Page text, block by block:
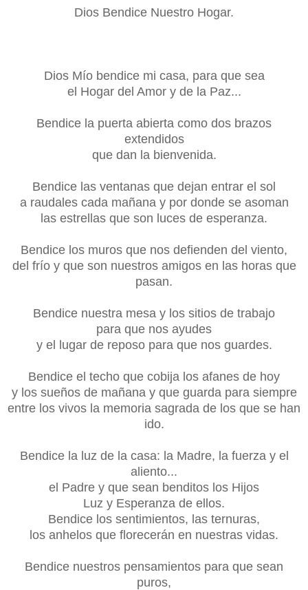
Dios Bendice Nuestro Hogar.
Dios Mío bendice mi casa, para que sea
el Hogar del Amor y de la Paz...
Bendice la puerta abierta como dos brazos
extendidos
que dan la bienvenida.
Bendice las ventanas que dejan entrar el sol
a raudales cada mañana y por donde se asoman
las estrellas que son luces de esperanza.
Bendice los muros que nos defienden del viento,
del frío y que son nuestros amigos en las horas que
pasan.
Bendice nuestra mesa y los sitios de trabajo
para que nos ayudes
y el lugar de reposo para que nos guardes.
Bendice el techo que cobija los afanes de hoy
y los sueños de mañana y que guarda para siempre
entre los vivos la memoria sagrada de los que se han
ido.
Bendice la luz de la casa: la Madre, la fuerza y el
aliento...
el Padre y que sean benditos los Hijos
Luz y Esperanza de ellos.
Bendice los sentimientos, las ternuras,
los anhelos que florecerán en nuestras vidas.
Bendice nuestros pensamientos para que sean
puros,